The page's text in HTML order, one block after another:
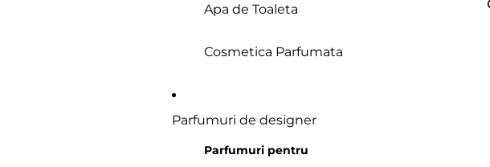
Apa de Toaleta
Cosmetica Parfumata
Parfumuri de designer
Parfumuri pentru